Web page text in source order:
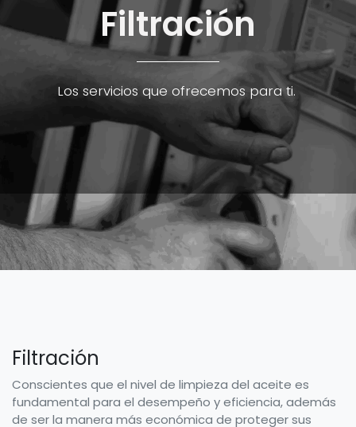
Filtración
Los servicios que ofrecemos para ti.
Filtración
Conscientes que el nivel de limpieza del aceite es
fundamental para el desempeño y eficiencia, además
de ser la manera más económica de proteger sus